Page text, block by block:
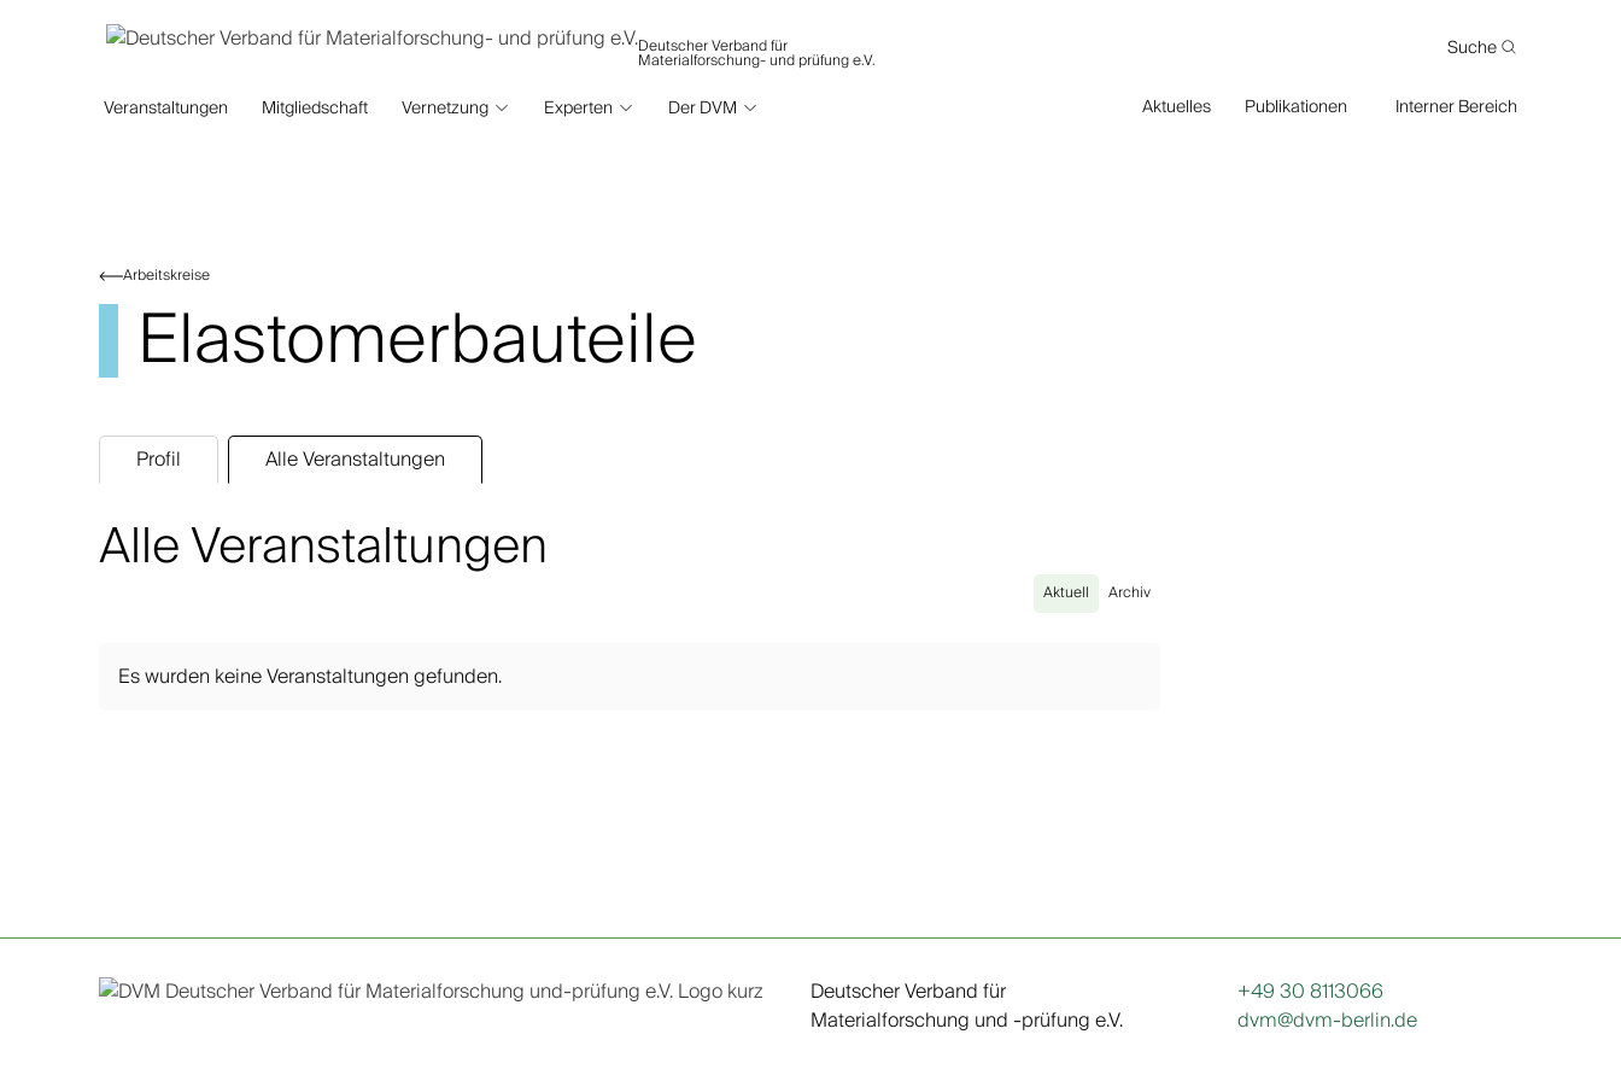
Deutscher Verband für
Materialforschung- und prüfung e.V.
Veranstaltungen Mitgliedschaft Vernetzung Experten Der DVM
Suche
Aktuelles Publikationen Interner Bereich
Arbeitskreise
Elastomerbauteile
Profil Alle Veranstaltungen
Alle Veranstaltungen
Aktuell Archiv
Es wurden keine Veranstaltungengefunden.
Deutscher Verband für
Materialforschung und -prüfung e.V.
+49 30 8113066
dvm@dvm-berlin.de